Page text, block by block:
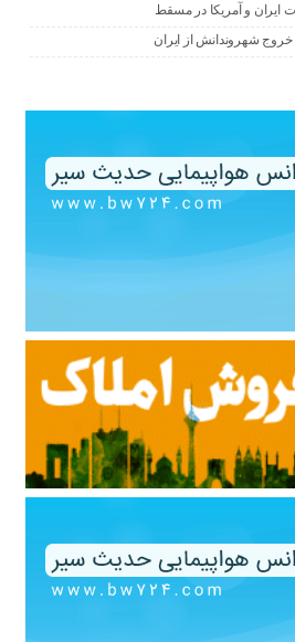
ایران و آمریکا در مسقط
شهروندانش از ایران